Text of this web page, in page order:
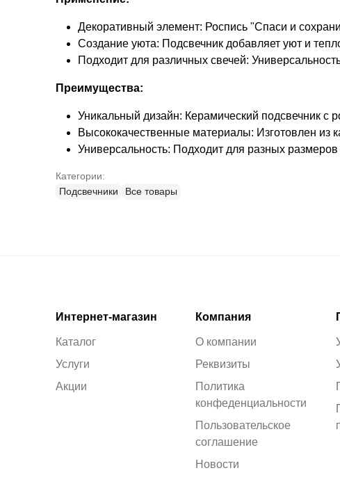
Декоративный элемент: Роспись "Спаси и
Создание уюта: Подсвечник добавляет уют и
Подходит для различных свечей:
Преимущества:
Уникальный дизайн: Керамический подсвечник
Высококачественные материалы: Изготовлен из
Универсальность: Подходит для разных
Категории:
Подсвечники
Все товары
Интернет-магазин
Каталог
Услуги
Акции
Компания
О компании
Реквизиты
Политика
конфеденциальности
Пользовательское
соглашение
Новости